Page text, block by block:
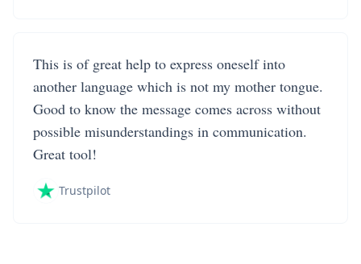
This is of great help to express oneself into
another language which is not my mother tongue.
Good to know the message comes across without
possible misunderstandings in communication.
Great tool!
Trustpilot